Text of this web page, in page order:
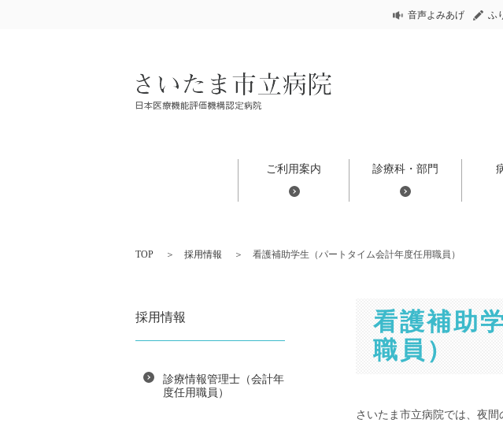
音声よみあげ ふ
ご利用案内 診療科・部門
TOP 採用情報 看護補助学生（パートタイム会計年度任用職員）
看護補助
職員）
さいたま市立病院では、夜
採用情報
診療情報管理士（会計年
度任用職員）